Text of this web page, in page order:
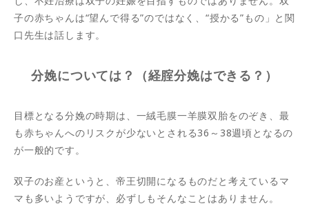
子の赤ちゃんは“望んで得る”のではなく、“授かる”もの」と関
口先生は話します。
分娩については？（経腟分娩はできる？）
目標となる分娩の時期は、一絨毛膜一羊膜双胎をのぞき、最
も赤ちゃんへのリスクが少ないとされる36～38週頃となるの
が一般的です。
双子のお産というと、帝王切開になるものだと考えているマ
マも多いようですが、必ずしもそんなことはありません。